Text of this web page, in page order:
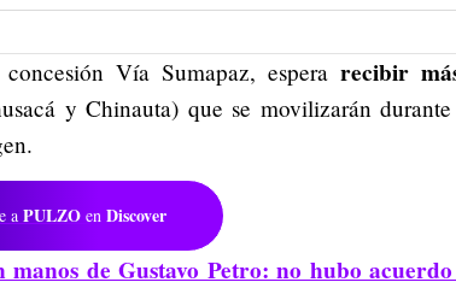
Vía Sumapaz, esperarecibir
y Chinauta) que se movilizarán durante
a PULZO en Discover
de Gustavo Petro: no hubo